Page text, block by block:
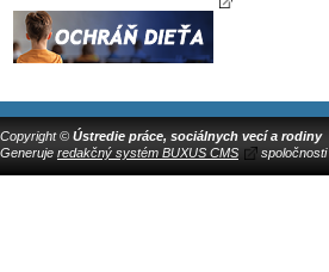
Copyright © Ústredie práce, sociálnych vecí a rodiny
Generuje redakčný systém BUXUS CMS spoločnosti